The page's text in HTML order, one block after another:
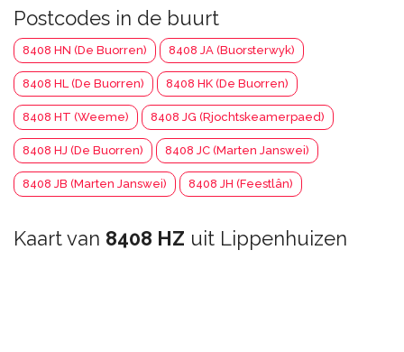
Postcodes in de buurt
8408 HN (De Buorren) 8408 JA (Buorsterwyk)
8408 HL (De Buorren) 8408 HK (De Buorren)
8408 HT (Weeme) 8408 JG (Rjochtskeamerpaed)
8408 HJ (De Buorren) 8408 JC (Marten Janswei)
8408 JB (Marten Janswei) 8408 JH (Feestlân)
Kaart van 8408 HZ uit Lippenhuizen